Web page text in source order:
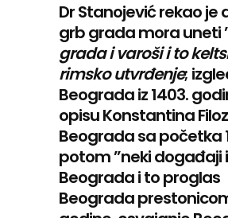
Dr Stanojević rekao je
grb grada mora uneti
grada i varoši i to
rimsko utvrđenje;
Beograda iz 1403.
opisu Konstantina
Beograda sa početka
potom ”neki događaji
Beograda i to proglas
Beograda